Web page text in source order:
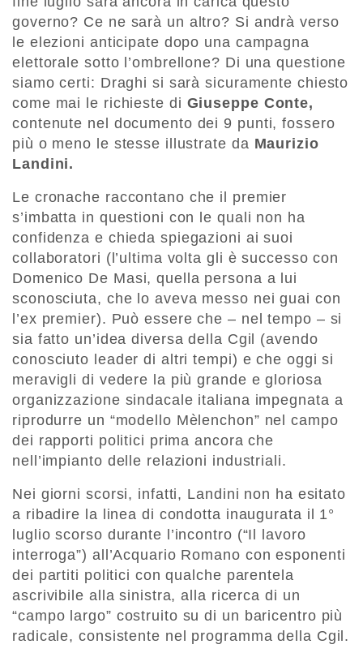
governo? Ce ne sarà un altro? Si andrà verso
le elezioni anticipate dopo una campagna
elettorale sotto l’ombrellone? Di una questione
siamo certi: Draghi si sarà sicuramente chiesto
come mai le richieste di Giuseppe Conte,
contenute nel documento dei 9 punti, fossero
più o meno le stesse illustrate da Maurizio
Landini.
Le cronache raccontano che il premier
s’imbatta in questioni con le quali non ha
confidenza e chieda spiegazioni ai suoi
collaboratori (l’ultima volta gli è successo con
Domenico De Masi, quella persona a lui
sconosciuta, che lo aveva messo nei guai con
l’ex premier). Può essere che – nel tempo – si
sia fatto un’idea diversa della Cgil (avendo
conosciuto leader di altri tempi) e che oggi si
meravigli di vedere la più grande e gloriosa
organizzazione sindacale italiana impegnata a
riprodurre un “modello Mèlenchon” nel campo
dei rapporti politici prima ancora che
nell’impianto delle relazioni industriali.
Nei giorni scorsi, infatti, Landini non ha esitato
a ribadire la linea di condotta inaugurata il 1°
luglio scorso durante l’incontro (“Il lavoro
interroga”) all’Acquario Romano con esponenti
dei partiti politici con qualche parentela
ascrivibile alla sinistra, alla ricerca di un
“campo largo” costruito su di un baricentro più
radicale, consistente nel programma della Cgil.